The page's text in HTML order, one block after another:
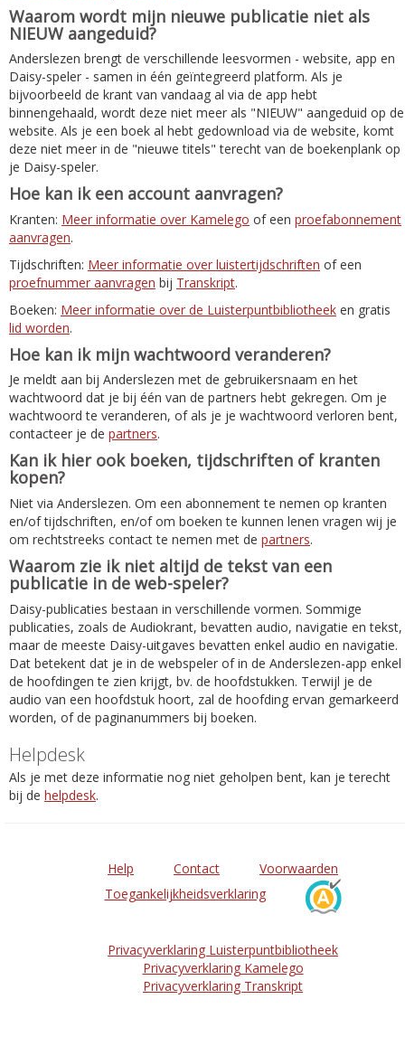
Waarom wordt mijn nieuwe publicatie niet als
NIEUW aangeduid?
Anderslezen brengt de verschillende leesvormen - website, app en
Daisy-speler - samen in één geïntegreerd platform. Als je
bijvoorbeeld de krant van vandaag al via de app hebt
binnengehaald, wordt deze niet meer als "NIEUW" aangeduid op de
website. Als je een boek al hebt gedownload via de website, komt
deze niet meer in de "nieuwe titels" terecht van de boekenplank op
je Daisy-speler.
Hoe kan ik een account aanvragen?
Kranten: Meer informatie over Kamelego of een proefabonnement
aanvragen.
Tijdschriften: Meer informatie over luistertijdschriften of een
proefnummer aanvragen bij Transkript.
Boeken: Meer informatie over de Luisterpuntbibliotheek en gratis
lid worden.
Hoe kan ik mijn wachtwoord veranderen?
Je meldt aan bij Anderslezen met de gebruikersnaam en het
wachtwoord dat je bij één van de partners hebt gekregen. Om je
wachtwoord te veranderen, of als je je wachtwoord verloren bent,
contacteer je de partners.
Kan ik hier ook boeken, tijdschriften of kranten
kopen?
Niet via Anderslezen. Om een abonnement te nemen op kranten
en/of tijdschriften, en/of om boeken te kunnen lenen vragen wij je
om rechtstreeks contact te nemen met de partners.
Waarom zie ik niet altijd de tekst van een
publicatie in de web-speler?
Daisy-publicaties bestaan in verschillende vormen. Sommige
publicaties, zoals de Audiokrant, bevatten audio, navigatie en tekst,
maar de meeste Daisy-uitgaves bevatten enkel audio en navigatie.
Dat betekent dat je in de webspeler of in de Anderslezen-app enkel
de hoofdingen te zien krijgt, bv. de hoofdstukken. Terwijl je de
audio van een hoofdstuk hoort, zal de hoofding ervan gemarkeerd
worden, of de paginanummers bij boeken.
Helpdesk
Als je met deze informatie nog niet geholpen bent, kan je terecht
bij de helpdesk.
Help Contact
Voorwaarden
Toegankelijkheidsverklaring
Privacyverklaring Luisterpuntbibliotheek
Privacyverklaring Kamelego
Privacyverklaring Transkript